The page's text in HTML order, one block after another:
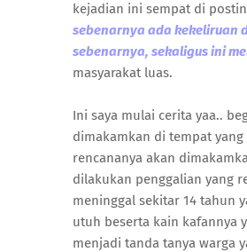
kejadian ini sempat di
sebenarnya ada kekeliruan
sebenarnya, sekaligus ini
masyarakat luas.
Ini saya mulai cerita yaa..
dimakamkan di tempat
rencananya akan
dilakukan penggalian yang
meninggal sekitar 14 tahun
utuh beserta kain kafannya
menjadi tanda tanya warga